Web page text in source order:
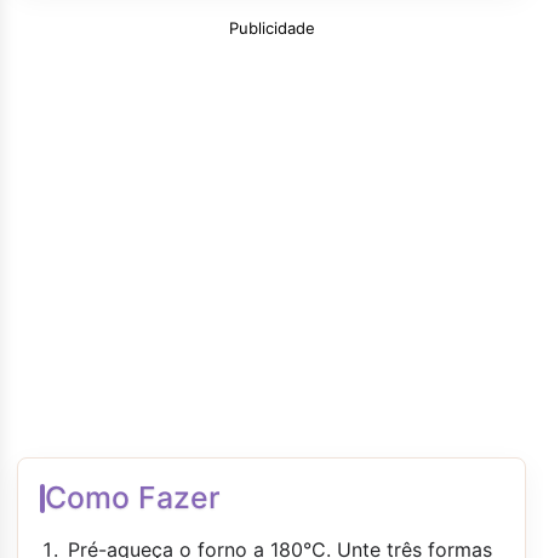
Publicidade
Como Fazer
Pré-aqueça o forno a 180°C. Unte três formas